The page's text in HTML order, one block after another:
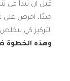
قبل ان تبدأ في
جيدًا، احرص على
التركيز كي تتخلص
وهذه الخطوة